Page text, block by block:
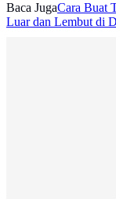
Baca JugaCara Buat
Luar dan Lembut di